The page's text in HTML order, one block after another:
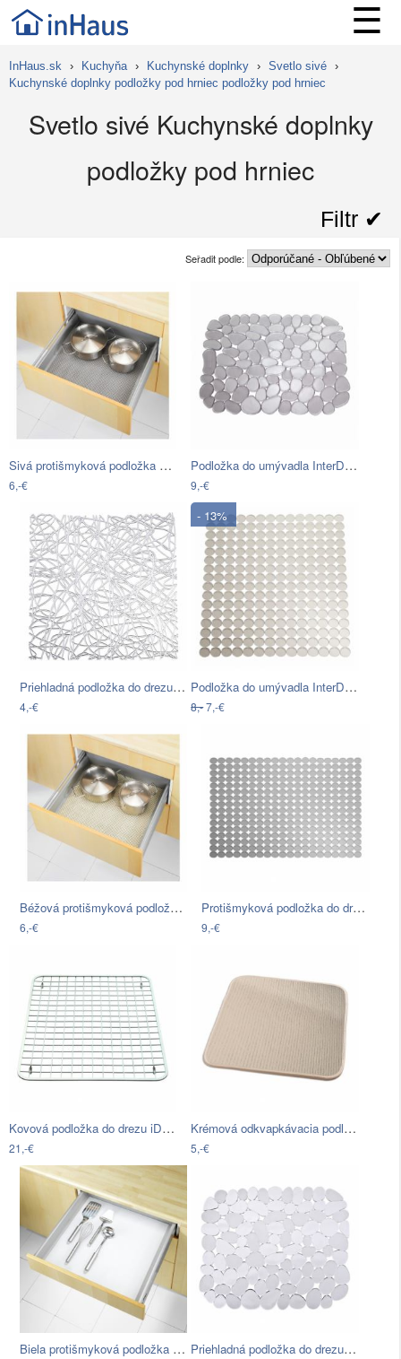
☰
InHaus.sk › Kuchyňa › Kuchynské doplnky › Svetlo sivé ›
Kuchynské doplnky podložky pod hrniec podložky pod hrniec
Svetlo sivé Kuchynské doplnky
podložky pod hrniec
Filtr ✔︎
Seřadit podle:
Sivá protišmyková podložka do zásuvky…
6,-€
Podložka do umývadla InterDesign Pebblz…
9,-€
Priehladná podložka do drezu Wenko Sink…
4,-€
- 13%
Podložka do umývadla InterDesign Orbz…
8,-7,-€
Béžová protišmyková podložka do zásuvky…
6,-€
Protišmyková podložka do drezu…
9,-€
Kovová podložka do drezu iDesign Gia,…
21,-€
Krémová odkvapkávacia podložka z…
5,-€
Biela protišmyková podložka do zásuvky… Priehladná podložka do drezu Wenko Sink…